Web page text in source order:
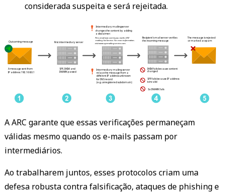
considerada suspeita e será rejeitada.
Intermediary mailing server
relays the message from a
different IP address unknown
for DNS record
(e.g. unregistered subdomain)
Outcoming message First intermediary server
A message sent from
IP address: 192.168.0.1
SPF, DKIM and
DMARK passed
Recipient's mail server verifies
the incoming message
DKIM fails because content
changed
So DMARK fails
SPF fails because IP address
is invalid
Intermediary mailing server
changes the content by adding
a disclaimer:
This email was sent to you via the XYZ
mailing list Service. For more information,
visit www.xyzmailingservice.com.
The message is rejected
or marked as spam
A ARC garante que essas verificações permaneçam
válidas mesmo quando os e-mails passam por
intermediários.
Ao trabalharem juntos, esses protocolos criam uma
defesa robusta contra falsificação, ataques de phishing e